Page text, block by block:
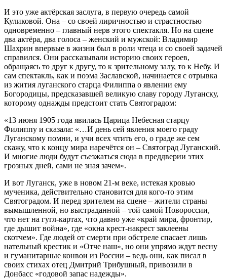
И это уже актёрская заслуга, в первую очередь самой
Куликовой. Она – со своей лиричностью и страстностью
одновременно – главный нерв этого спектакля. Но на сцене
два актёра, два голоса – женский и мужской: Владимир
Шахрин впервые в жизни был в роли чтеца и со своей задачей
справился. Они рассказывали историю своих героев,
обращаясь то друг к другу, то к зрительному залу, то к Небу. И
сам спектакль, как и поэма Заславской, начинается с отрывка
из жития луганского старца Филиппа о явлении ему
Богородицы, предсказавшей великую славу городу Луганску,
которому однажды предстоит стать Святоградом:
«13 июня 1905 года явилась Царица Небесная старцу
Филиппу и сказала: «…И день сей явления моего граду
Луганскому помни, и учи всех чтить его, о граде же сем
скажу, что к концу мира наречётся он – Святоград Луганский.
И многие люди будут съезжаться сюда в преддверии этих
грозных дней, сами не зная зачем».
И вот Луганск, уже в новом 21-м веке, истекая кровью
мученика, действительно становится для кого-то этим
Святоградом. И перед зрителем на сцене – жители страны
вымышленной, но выстраданной – той самой Новороссии,
что нет на гугл-картах, что давно уже «край мира, фронтир,
где дышит война», где «окна крест-накрест заклеены
скотчем». Где людей от смерти при обстреле спасает лишь
нательный крестик и «Отче наш», но они упрямо ждут весну
и гуманитарные конвои из России – ведь они, как писал в
своих стихах отец Дмитрий Трибушный, привозили в
Донбасс «годовой запас надежды».